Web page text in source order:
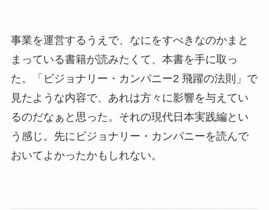
事業を運営するうえで、なにをすべきなのかまと
まっている書籍が読みたくて、本書を手に取っ
た。「ビジョナリー・カンパニー2 飛躍の法則」で
見たような内容で、あれは方々に影響を与えてい
るのだなぁと思った。それの現代日本実践編とい
う感じ。先にビジョナリー・カンパニーを読んで
おいてよかったかもしれない。